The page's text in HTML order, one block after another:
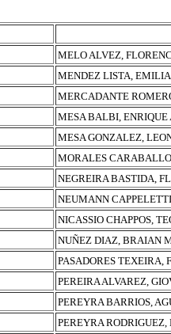
MELO ALVEZ,
MENDEZ LISTA,
MERCADANTE
MESA BALBI, ENRIQUE
MESA GONZALEZ,
MORALES
NEGREIRA BASTIDA,
NEUMANN
NICASSIO CHAPPOS,
NUÑEZ DIAZ, BRAIAN
PASADORES TEXEIRA,
PEREIRA ALVAREZ,
PEREYRA BARRIOS,
PEREYRA RODRIGUEZ,